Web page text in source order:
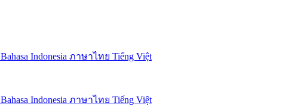
Bahasa Indonesia ภาษาไทย Tiếng Việt
Bahasa Indonesia ภาษาไทย Tiếng Việt